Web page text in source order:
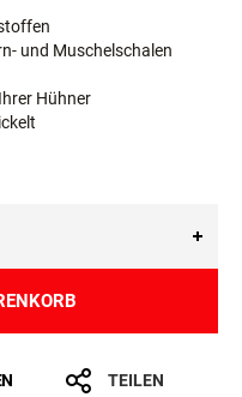
und Muschelschalen
Hühner
TEILEN